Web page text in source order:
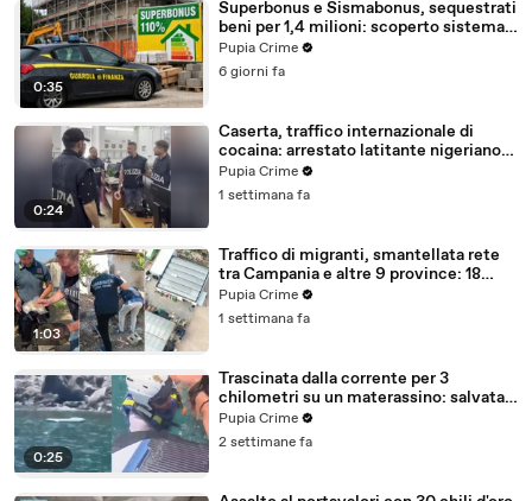
0:35
Superbonus e Sismabonus, sequestrati
beni per 1,4 milioni: scoperto sistema
con false abitazioni (29.07.26)
Pupia Crime
6 giorni fa
0:24
Caserta, traffico internazionale di
cocaina: arrestato latitante nigeriano
ricercato dal 2019 (28.07.26)
Pupia Crime
1 settimana fa
1:03
Traffico di migranti, smantellata rete
tra Campania e altre 9 province: 18
arresti (27.07.26)
Pupia Crime
1 settimana fa
0:25
Trascinata dalla corrente per 3
chilometri su un materassino: salvata
dalla Polizia (25.07.26)
Pupia Crime
2 settimane fa